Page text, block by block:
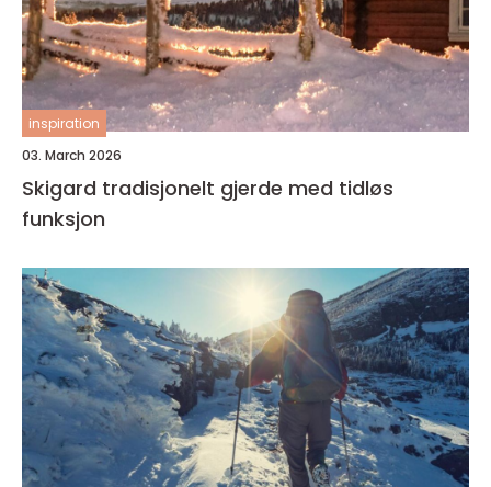
inspiration
03. March 2026
Skigard tradisjonelt gjerde med tidløs
funksjon